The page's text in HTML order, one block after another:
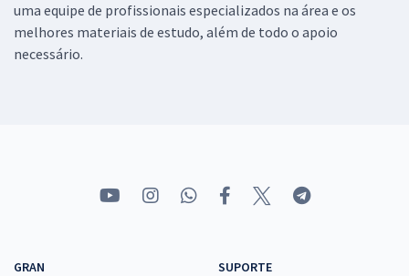
uma equipe de profissionais especializados na área e os
melhores materiais de estudo, além de todo o apoio
necessário.
GRAN
SUPORTE